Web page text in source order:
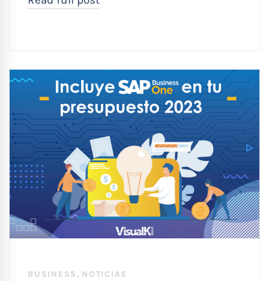
BUSINESS , NOTICIAS